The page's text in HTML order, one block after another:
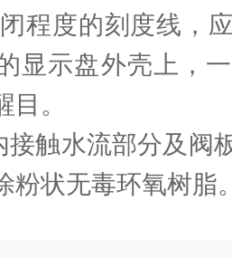
度的刻度线，
显示盘外壳上，
。
触水流部分及阀
粉状无毒环氧树脂